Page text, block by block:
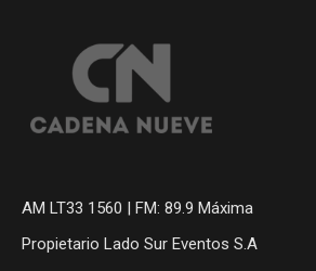
AM LT33 1560 | FM: 89.9 Máxima
Propietario Lado Sur Eventos S.A